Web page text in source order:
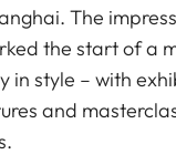
The
the start of a
style – with
and